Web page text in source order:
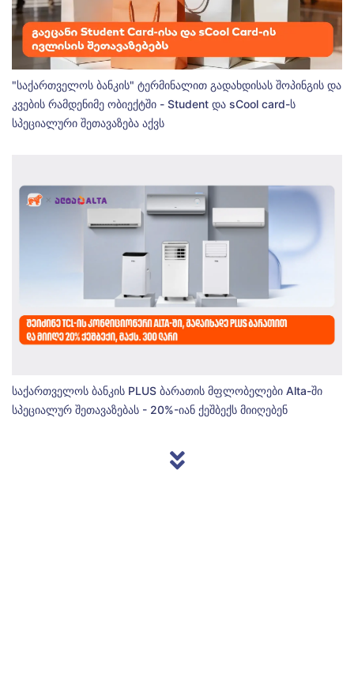
"საქართველოს ბანკის" ტერმინალით გადახდისას შოპინგის და
კვების რამდენიმე ობიექტში - Student და sCool card-ს
სპეციალური შეთავაზება აქვს
საქართველოს ბანკის PLUS ბარათის მფლობელები Alta-ში
სპეციალურ შეთავაზებას - 20%-იან ქეშბექს მიიღებენ